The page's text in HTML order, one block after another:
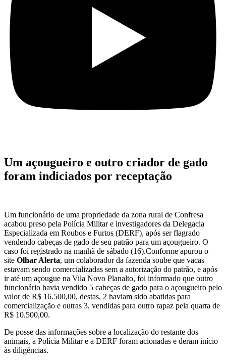
Um açougueiro e outro criador de gado
foram indiciados por receptação
Um funcionário de uma propriedade da zona rural de Confresa
acabou preso pela Polícia Militar e investigadores da Delegacia
Especializada em Roubos e Furtos (DERF), após ser flagrado
vendendo cabeças de gado de seu patrão para um açougueiro. O
caso foi registrado na manhã de sábado (16).Conforme apurou o
site Olhar Alerta, um colaborador da fazenda soube que vacas
estavam sendo comercializadas sem a autorização do patrão, e após
ir até um açougue na Vila Novo Planalto, foi informado que outro
funcionário havia vendido 5 cabeças de gado para o açougueiro pelo
valor de R$ 16.500,00, destas, 2 haviam sido abatidas para
comercialização e outras 3, vendidas para outro rapaz pela quarta de
R$ 10.500,00.
De posse das informações sobre a localização do restante dos
animais, a Polícia Militar e a DERF foram acionadas e deram início
às diligências.